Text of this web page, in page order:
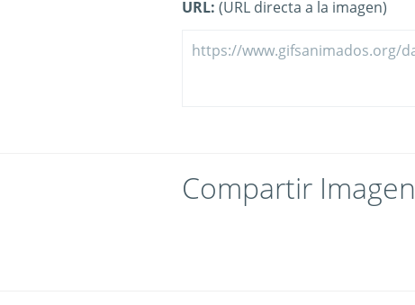
URL: (URL directa a la imagen)
Compartir Imagen